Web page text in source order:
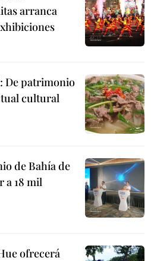
arranca
De patrimonio
cultural
de Bahía de
a 18 mil
ofrecerá